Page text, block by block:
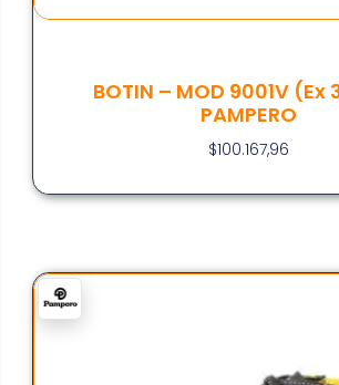
BOTIN – MOD 9001V (ex
PAMPERO
$100.167,96